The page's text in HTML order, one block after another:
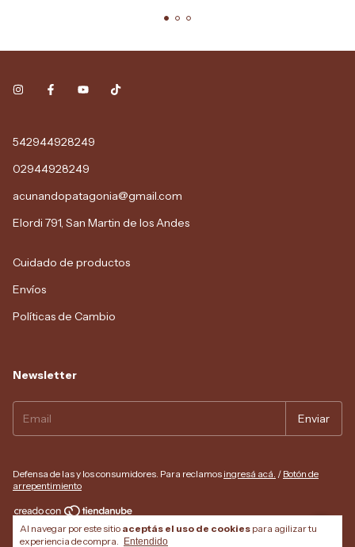
Al navegar por este sitio aceptás el uso de cookies para agilizar tu
experiencia de compra.
Entendido
542944928249
02944928249
acunandopatagonia@gmail.com
Elordi 791, San Martin de los Andes
Cuidado de productos
Envíos
Políticas de Cambio
Newsletter
Defensa de las y los consumidores. Para reclamos ingresá acá. / Botón de
arrepentimiento
Copyright Acunando Patagonia - 2026. Todos los derechos reservados.